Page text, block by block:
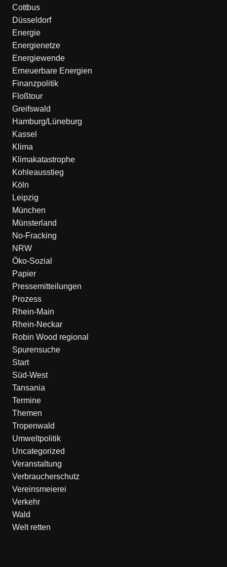
Cottbus
Düsseldorf
Energie
Energienetze
Energiewende
Erneuerbare Energien
Finanzpolitik
Floßtour
Greifswald
Hamburg/Lüneburg
Kassel
Klima
Klimakatastrophe
Kohleausstieg
Köln
Leipzig
München
Münsterland
No-Fracking
NRW
Öko-Sozial
Papier
Pressemitteilungen
Prozess
Rhein-Main
Rhein-Neckar
Robin Wood regional
Spurensuche
Start
Süd-West
Tansania
Termine
Themen
Tropenwald
Umweltpolitik
Uncategorized
Veranstaltung
Verbraucherschutz
Vereinsmeierei
Verkehr
Wald
Welt retten